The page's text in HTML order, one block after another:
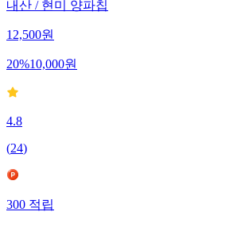
내산 / 현미 양파칩
12,500원
20%10,000원
4.8
(24)
300적립